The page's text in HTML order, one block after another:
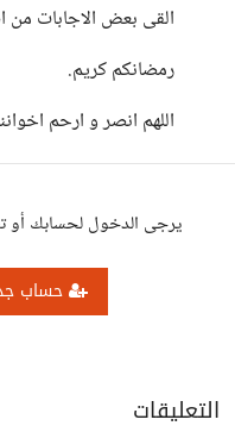
القى بعض الاجابات
رمضانكم كريم.
اللهم انصر و ارحم
يرجى الدخول لحسابك
حساب
التعليقات